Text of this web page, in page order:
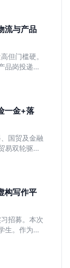
流与产品
但门槛硬。
品岗投递策
一金+落
国贸及金融
易双轮驱动
量，帮应
构写作平
招募。本次
生。作为深
稿机会与